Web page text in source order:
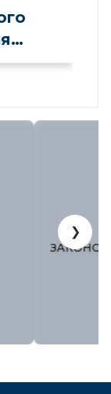
МАЖЛИСА
❯